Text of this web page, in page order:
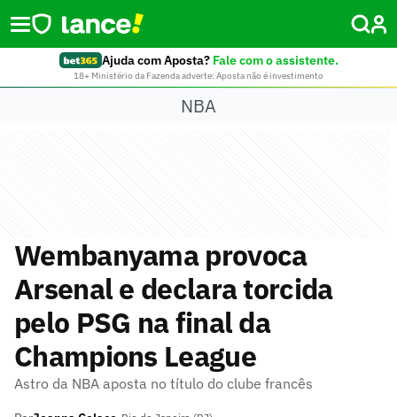
Ajuda com Aposta? Fale com o assistente.
18+ Ministério da Fazenda adverte: Aposta não é investimento
NBA
Wembanyama provoca
Arsenal e declara torcida
pelo PSG na final da
Champions League
Astro da NBA aposta no título do clube francês